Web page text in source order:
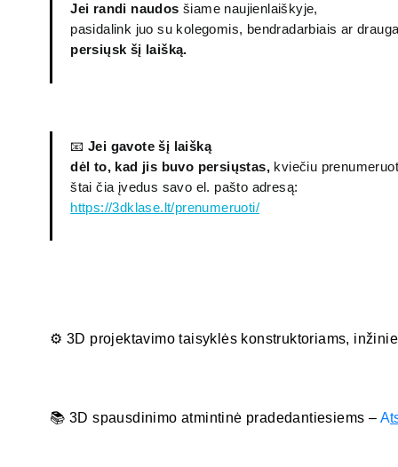
Jei randi naudos šiame naujienlaiškyje,
pasidalink juo su kolegomis, bendradarbiais ar
persiųsk šį laišką.
📧Jei gavote šį laišką
dėl to, kad jis buvo persiųstas, kviečiu
štai čia įvedus savo el. pašto adresą:
https://3dklase.lt/prenumeruoti/
⚙️ 3D projektavimo taisyklės konstruktoriams,
📚 3D spausdinimo atmintinė pradedantiesiems – A